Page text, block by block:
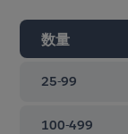
数量
25-99
100-499